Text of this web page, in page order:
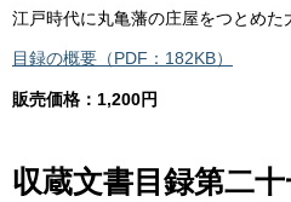
江戸時代に丸亀藩の庄屋をつとめた
目録の概要（PDF：182KB）
販売価格：1,200円
収蔵文書目録第二